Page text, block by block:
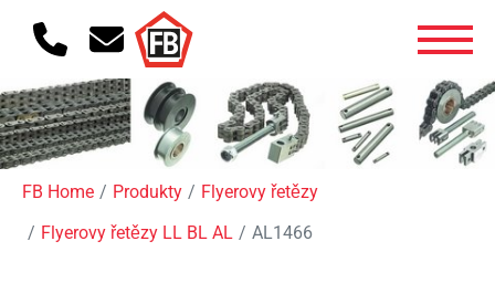
FB Home Produkty
Flyerovy řetězy
Flyerovy řetězy LL BL AL
AL1466